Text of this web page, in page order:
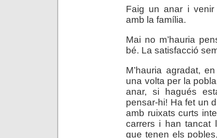
Faig un anar i
amb la família.
Mai no m’hauria
bé. La satisfacció
M’hauria agradat,
una volta per la
anar, si hagués
pensar-hi! Ha fet un
amb ruixats curts
carrers i han tancat
que tenen els